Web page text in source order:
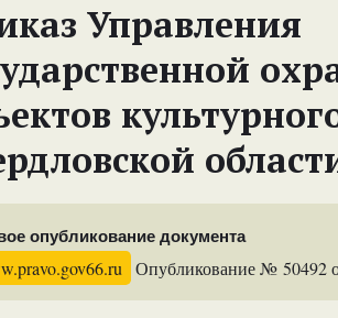
Управления
опубликование документа
Опубликование № 50492